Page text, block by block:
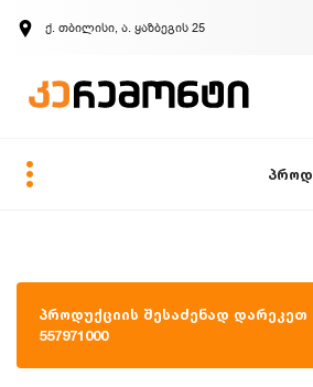
ქ. თბილისი, ა. ყაზბეგის 25
ზარის მოთხოვნა
პროდუქციის შესაძენად დარეკეთ
557971000